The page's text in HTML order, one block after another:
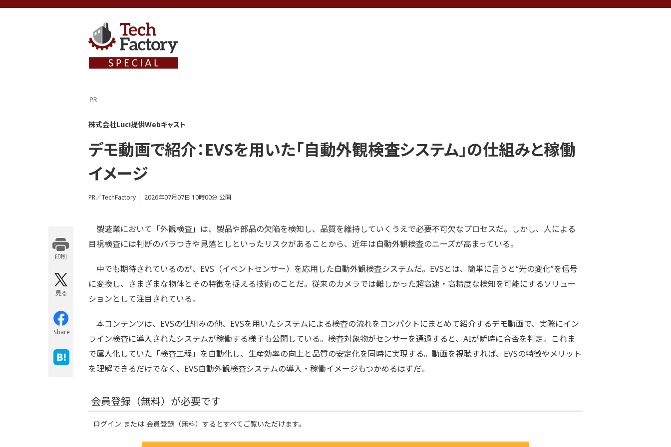
デモ動画で紹介：EVSを用いた「自動外観検査システム」の仕組みと稼働
イメージ
株式会社Luci提供Webキャスト
PR／TechFactory 2026年07月07日 10時00分 公開
印刷する
見る
Share
製造業において「外観検査」は、製品や部品の欠陥を検知し、品質を維持していくうえで必要不可欠なプロセスだ。しかし、人による
目視検査には判断のバラつきや見落としといったリスクがあることから、近年は自動外観検査のニーズが高まっている。
中でも期待されているのが、EVS（イベントセンサー）を応用した自動外観検査システムだ。EVSとは、簡単に言うと“光の変化”を信号
に変換し、さまざまな物体とその特徴を捉える技術のことだ。従来のカメラでは難しかった超高速・高精度な検知を可能にするソリュー
ションとして注目されている。
本コンテンツは、EVSの仕組みの他、EVSを用いたシステムによる検査の流れをコンパクトにまとめて紹介するデモ動画で、実際にイン
ライン検査に導入されたシステムが稼働する様子も公開している。検査対象物がセンサーを通過すると、AIが瞬時に合否を判定。これま
で属人化していた「検査工程」を自動化し、生産効率の向上と品質の安定化を同時に実現する。動画を視聴すれば、EVSの特徴やメリット
を理解できるだけでなく、EVS自動外観検査システムの導入・稼働イメージもつかめるはずだ。
会員登録（無料）が必要です
ログイン または 会員登録（無料）するとすべてご覧いただけます。